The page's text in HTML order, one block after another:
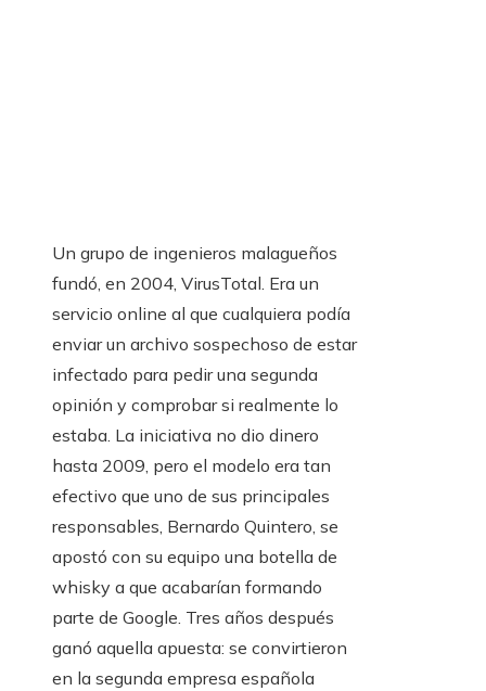
Un grupo de ingenieros malagueños
fundó, en 2004, VirusTotal. Era un
servicio online al que cualquiera podía
enviar un archivo sospechoso de estar
infectado para pedir una segunda
opinión y comprobar si realmente lo
estaba. La iniciativa no dio dinero
hasta 2009, pero el modelo era tan
efectivo que uno de sus principales
responsables, Bernardo Quintero, se
apostó con su equipo una botella de
whisky a que acabarían formando
parte de Google. Tres años después
ganó aquella apuesta: se convirtieron
en la segunda empresa española